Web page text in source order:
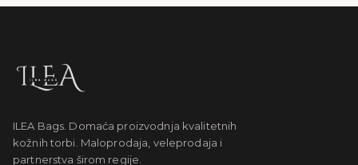
ILEA Bags. Domaća proizvodnja kvalitetnih
kožnih torbi. Maloprodaja, veleprodaja i
partnerstva širom regije.